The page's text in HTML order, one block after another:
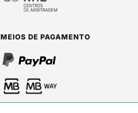
MEIOS DE PAGAMENTO